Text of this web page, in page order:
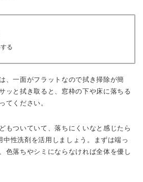
る
、一面がフラットなので拭き掃除が簡
ッと拭き取ると、窓枠の下や床に落ちる
てください。
もついていて、落ちにくいなと感じたら
性洗剤を活用しましょう。まずは端っ
色落ちやシミにならなければ全体を優し